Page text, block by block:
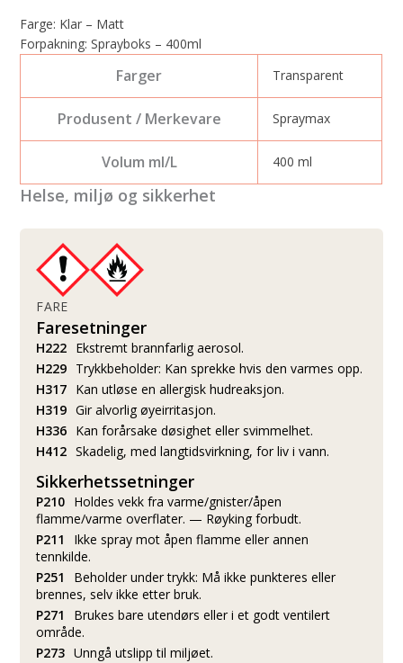
Farge: Klar – Matt
Forpakning: Sprayboks – 400ml
Farger Transparent
Produsent / Merkevare Spraymax
Volum ml/L 400 ml
Helse, miljø og sikkerhet
FARE
Faresetninger
H222 Ekstremt brannfarlig aerosol.
H229 Trykkbeholder: Kan sprekke hvis den varmes opp.
H317 Kan utløse en allergisk hudreaksjon.
H319 Gir alvorlig øyeirritasjon.
H336 Kan forårsake døsighet eller svimmelhet.
H412 Skadelig, med langtidsvirkning, for liv i vann.
Sikkerhetssetninger
P210 Holdes vekk fra varme/gnister/åpen
flamme/varme overflater. — Røyking forbudt.
P211
Ikke spray mot åpen flamme eller annen
tennkilde.
P251
Beholder under trykk: Må ikke punkteres eller
brennes, selv ikke etter bruk.
P271
Brukes bare utendørs eller i et godt ventilert
område.
P273 Unngå utslipp til miljøet.